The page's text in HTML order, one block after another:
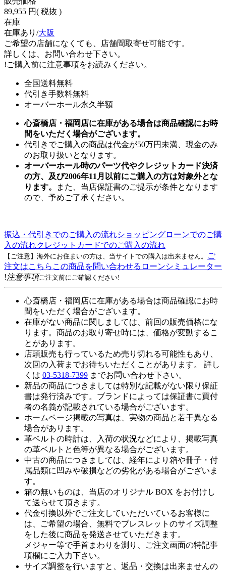
89,955 円( 税抜 )
在庫
在庫あり/大阪
ご希望の店舗になくても、店舗間取寄せ可能です。
詳しくは、お問い合わせ下さい。
!ご購入前に注意事項をお読みください。
全国送料無料
代引き手数料無料
オーバーホール永久半額
心斎橋店・福岡店に在庫がある場合は商品確認にお時
間をいただく場合がございます。
代引きでご購入の商品は代金が50万円未満、現金のみ
のお取り扱いとなります。
オーバーホール時のパーツ代やクレジットカード決済
の方、及び2006年11月以前にご購入の方は対象外とな
ります。
また、当店保証書のご提示が条件となります
ので、予めご了承ください。
振込・代引きでのご購入の流れショッピングローンでのご購
入の流れクレジットカードでのご購入の流れ
【ご注意】海外にお住まいの方は、当サイトでの購入は出来ません。
ご
注文はこちら この商品を問い合わせる ローンシミュレーター
!注意事項ご注文前にご確認ください!
心斎橋店・福岡店に在庫がある場合は商品確認にお時
間をいただく場合がございます。
在庫がない商品に関しましては、前回の販売価格にな
ります。商品のお取り寄せ時には、価格が変動するこ
とがあります。
店頭販売も行っているため売り切れる可能性もあり、
次回の入荷までお待ちいただくことがあります。 詳し
くは 03-5318-7399 までお問い合わせ下さい。
新品の商品につきましては特別な記載がない限り保証
書は発行済みです。ブランドによっては保証書に買付
者の名義が記載されている場合がございます。
ホームページ掲載の写真は、実物の商品と若干異なる
場合があります。
革ベルトの時計は、入荷の状況などにより、掲載写真
の革ベルトと色等が異なる場合がございます。
中古の商品につきましては、経年により箱や冊子・付
属品類に凹みや破損などの劣化がある場合がございま
す。
箱の無いものは、当店のオリジナル BOX をお付けし
て送らせて頂きます。
代金引換以外でご注文していただいているお客様に
は、ご希望の場合、無料でブレスレットのサイズ調整
をした後に商品を発送させていただきます。
メジャー等で手首まわりを測り、ご注文画面の特記事
項欄にご入力下さい。
サイズ調整を行いますと、返品・交換は出来ませんの